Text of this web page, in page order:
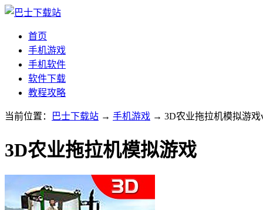
首页
手机游戏
手机软件
软件下载
教程攻略
当前位置： 巴士下载站 → 手机游戏 → 3D农业拖拉机模拟游戏
3D农业拖拉机模拟游戏